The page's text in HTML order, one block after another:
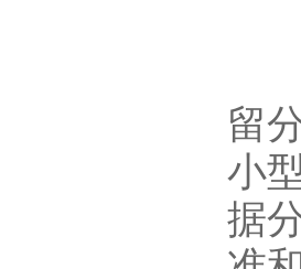
留
小
据